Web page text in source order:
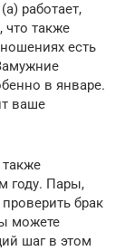
работает,
что также
есть
в январе.
ваше
году. Пары,
брак
можете
шаг в этом